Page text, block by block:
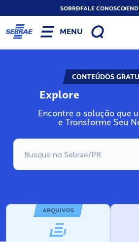
SOBREFALE CONOSCO
MENU
CONTEÚDOS
Explore
Encontre a solução que
e Transforme Seu
ARQUIVOS